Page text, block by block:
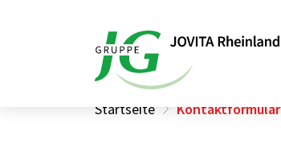
Startseite Kontaktformular